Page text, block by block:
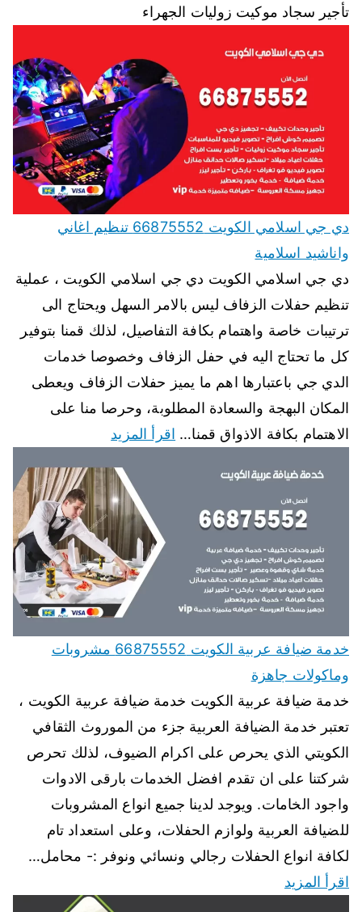
تأجير سجاد موكيت زوليات الجهراء
دي جي اسلامي الكويت 66875552 تنظيم اغاني
واناشيد اسلامية
دي جي اسلامي الكويت دي جي اسلامي الكويت ، عملية
تنظيم حفلات الزفاف ليس بالامر السهل ويحتاج الى
ترتيبات خاصة واهتمام بكافة التفاصيل، لذلك قمنا بتوفير
كل ما تحتاج اليه في حفل الزفاف وخصوصا خدمات
الدي جي باعتبارها اهم ما يميز حفلات الزفاف ويعطى
المكان البهجة والسعادة المطلوبة، وحرصا منا على
الاهتمام بكافة الاذواق قمنا… اقرأ المزيد
خدمة ضيافة عربية الكويت 66875552 مشروبات
وماكولات جاهزة
خدمة ضيافة عربية الكويت خدمة ضيافة عربية الكويت ،
تعتبر خدمة الضيافة العربية جزء من الموروث الثقافي
الكويتي الذي يحرص على اكرام الضيوف، لذلك تحرص
شركتنا على ان تقدم افضل الخدمات بارقى الادوات
واجود الخامات. ويوجد لدينا جميع انواع المشروبات
للضيافة العربية ولوازم الحفلات، وعلى استعداد تام
لكافة انواع الحفلات رجالي ونسائي ونوفر :- محامل…
اقرأ المزيد